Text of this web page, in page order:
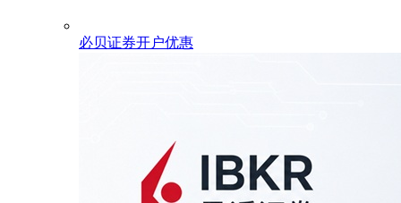
必贝证券开户优惠